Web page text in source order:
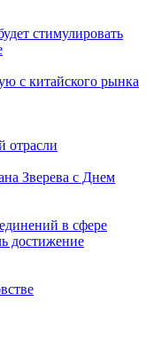
стимулировать
с китайского рынка
отрасли
Зверева с Днем
в сфере
достижение